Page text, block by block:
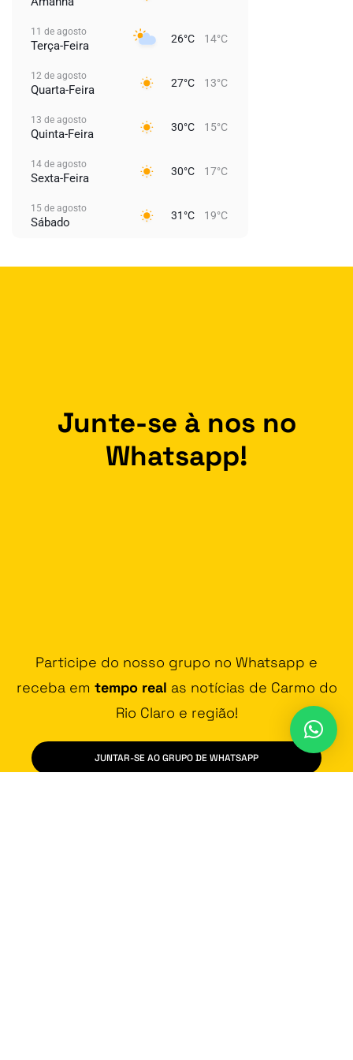
11 de agosto
Terça-Feira 26°C 14°C
12 de agosto
Quarta-Feira 27°C 13°C
13 de agosto
Quinta-Feira 30°C 15°C
14 de agosto
Sexta-Feira 30°C 17°C
15 de agosto
Sábado 31°C 19°C
Junte-se à nos no
Whatsapp!
Participe do nosso grupo no Whatsapp e
receba em tempo real as notícias de Carmo do
Rio Claro e região!
JUNTAR-SE AO GRUPO DE WHATSAPP